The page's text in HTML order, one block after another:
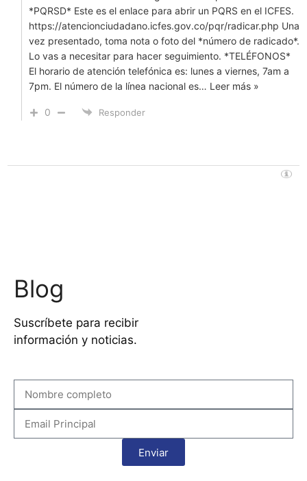
*PQRSD* Este es el enlace para abrir un PQRS en el ICFES.
https://atencionciudadano.icfes.gov.co/pqr/radicar.php Una
vez presentado, toma nota o foto del *número de radicado*.
Lo vas a necesitar para hacer seguimiento. *TELÉFONOS*
El horario de atención telefónica es: lunes a viernes, 7am a
7pm. El número de la línea nacional es… Leer más »
0 Responder
Blog
Suscríbete para recibir
información y noticias.
Enviar